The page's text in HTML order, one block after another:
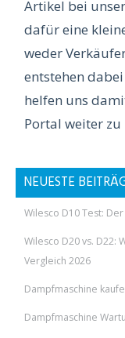
Artikel bei
dafür eine
weder
entstehen dabei
helfen uns
Portal weiter
NEUESTE
Wilesco D10 Test:
Wilesco D20 vs. D22:
Vergleich 2026
Dampfmaschine
Dampfmaschine